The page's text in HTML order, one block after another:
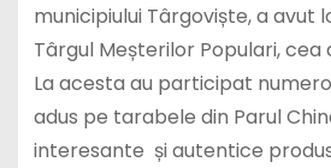
municipiului Târgoviște, a avut
Târgul Meșterilor Populari, cea
La acesta au participat
adus pe tarabele din Parul
interesante și autentice